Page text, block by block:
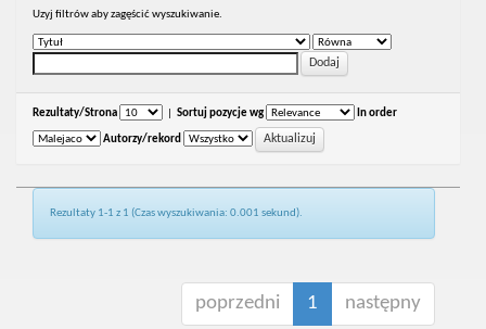
Uzyj filtrów aby zagęścić wyszukiwanie.
Rezultaty/Strona Sortuj pozycje wg In order
Autorzy/rekord
Rezultaty 1-1 z 1 (Czas wyszukiwania: 0.001 sekund).
poprzedni 1 następny